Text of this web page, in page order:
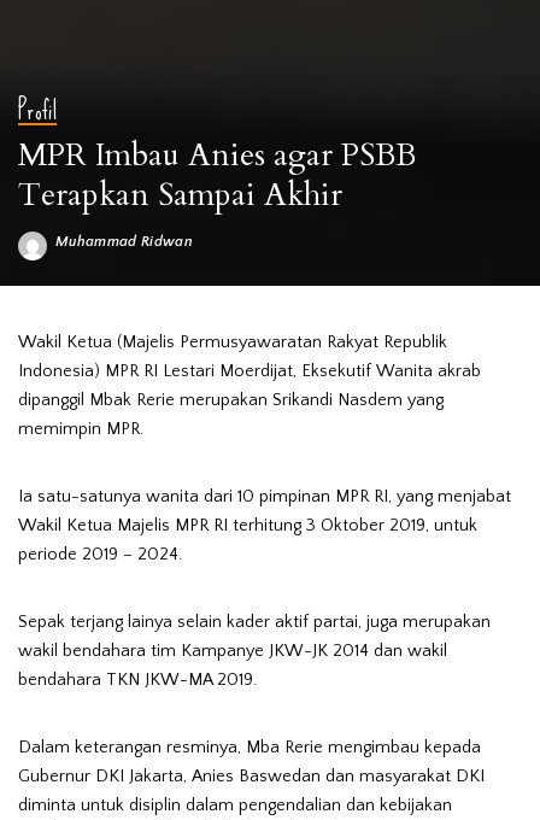
Profil
MPR Imbau Anies agar PSBB
Terapkan Sampai Akhir
Posted
Muhammad Ridwan
Wakil Ketua (Majelis Permusyawaratan Rakyat Republik
Indonesia) MPR RI Lestari Moerdijat, Eksekutif Wanita akrab
dipanggil Mbak Rerie merupakan Srikandi Nasdem yang
memimpin MPR.
Ia satu-satunya wanita dari 10 pimpinan MPR RI, yang menjabat
Wakil Ketua Majelis MPR RI terhitung 3 Oktober 2019, untuk
periode 2019 – 2024.
Sepak terjang lainya selain kader aktif partai, juga merupakan
wakil bendahara tim Kampanye JKW-JK 2014 dan wakil
bendahara TKN JKW-MA 2019.
Dalam keterangan resminya, Mba Rerie mengimbau kepada
Gubernur DKI Jakarta, Anies Baswedan dan masyarakat DKI
diminta untuk disiplin dalam pengendalian dan kebijakan